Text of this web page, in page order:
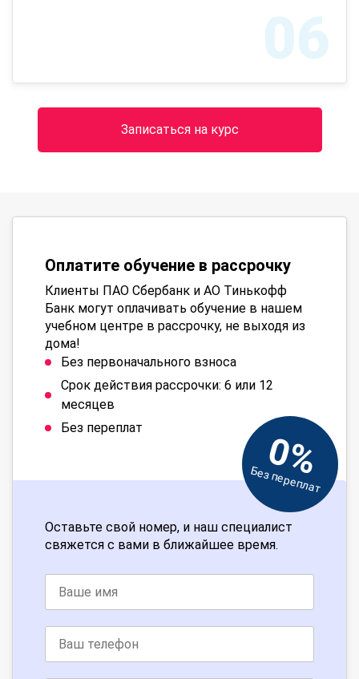
06
Записаться на курс
Оплатите обучение в рассрочку
Клиенты ПАО Сбербанк и АО Тинькофф
Банк могут оплачивать обучение в нашем
учебном центре в рассрочку, не выходя из
дома!
Без первоначального взноса
Срок действия рассрочки: 6 или 12
месяцев
Без переплат
0%
Без переплат
Оставьте свой номер, и наш специалист
свяжется с вами в ближайшее время.